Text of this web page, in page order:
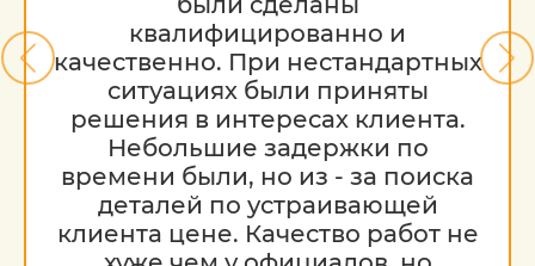
квалифицированно и
качественно. При нестандартных
ситуациях были приняты
решения в интересах клиента.
Небольшие задержки по
времени были, но из - за поиска
деталей по устраивающей
клиента цене. Качество работ не